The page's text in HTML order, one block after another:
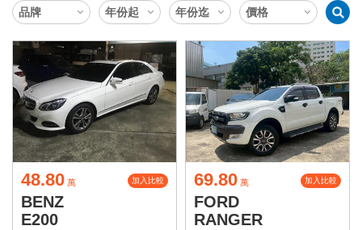
48.80 萬 加入比較
BENZ
E200
69.80 萬 加入比較
FORD
RANGER